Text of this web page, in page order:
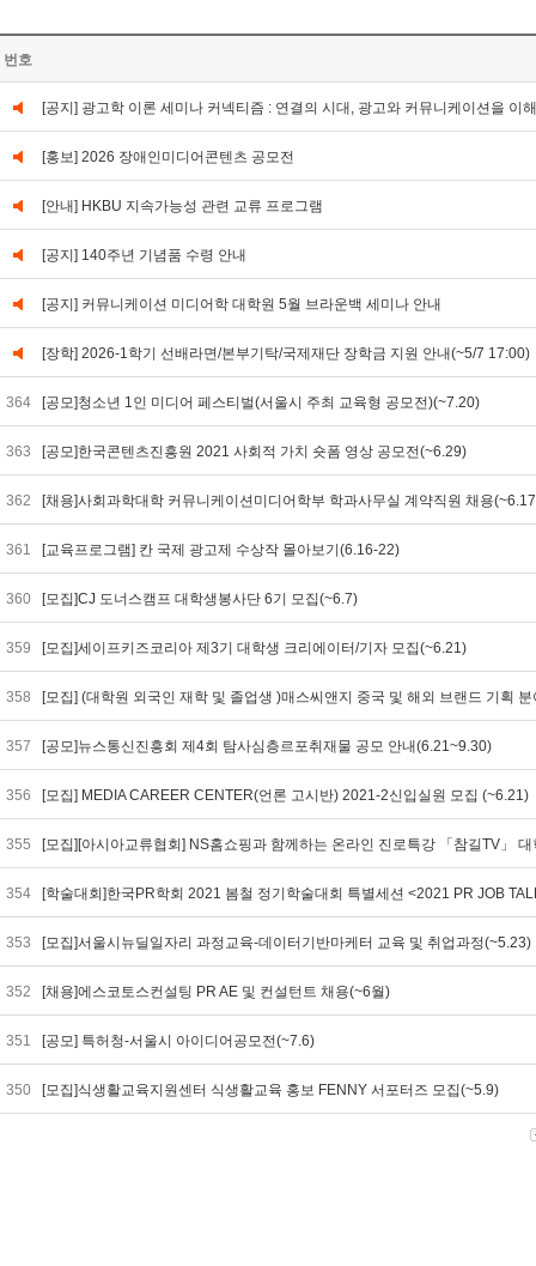
번호
[공지] 광고학 이론 세미나 커넥티즘 : 연결의 시대, 광고와 커뮤니케이션을 이
[홍보] 2026 장애인미디어콘텐츠 공모전
[안내] HKBU 지속가능성 관련 교류 프로그램
[공지] 140주년 기념품 수령 안내
[공지] 커뮤니케이션 미디어학 대학원 5월 브라운백 세미나 안내
[장학] 2026-1학기 선배라면/본부기탁/국제재단 장학금 지원 안내(~5/7 17:00)
364 [공모]청소년 1인 미디어 페스티벌(서울시 주최 교육형 공모전)(~7.20)
363 [공모]한국콘텐츠진흥원 2021 사회적 가치 숏폼 영상 공모전(~6.29)
362 [채용]사회과학대학 커뮤니케이션미디어학부 학과사무실 계약직원 채용
361 [교육프로그램] 칸 국제 광고제 수상작 몰아보기(6.16-22)
360 [모집]CJ 도너스캠프 대학생봉사단 6기 모집(~6.7)
359 [모집]세이프키즈코리아 제3기 대학생 크리에이터/기자 모집(~6.21)
358 [모집] (대학원 외국인 재학 및 졸업생 )매스씨앤지 중국 및 해외 브랜드 기획
357 [공모]뉴스통신진흥회 제4회 탐사심층르포취재물 공모 안내(6.21~9.30)
356 [모집] MEDIA CAREER CENTER(언론 고시반) 2021-2신입실원 모집 (~6.21)
355 [모집][아시아교류협회] NS홈쇼핑과 함께하는 온라인 진로특강 「참길TV」
354 [학술대회]한국PR학회 2021 봄철 정기학술대회 특별세션 <2021 PR JOB
353 [모집]서울시뉴딜일자리 과정교육-데이터기반마케터 교육 및 취업과정(~5.23)
352 [채용]에스코토스컨설팅 PR AE 및 컨설턴트 채용(~6월)
351 [공모] 특허청-서울시 아이디어공모전(~7.6)
350 [모집]식생활교육지원센터 식생활교육 홍보 FENNY 서포터즈 모집(~5.9)